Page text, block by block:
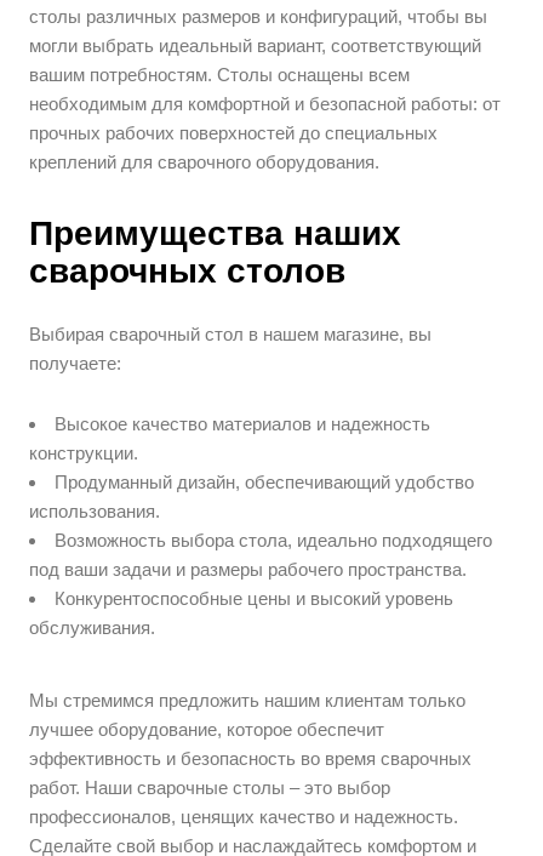
столы различных размеров и конфигураций, чтобы вы
могли выбрать идеальный вариант, соответствующий
вашим потребностям. Столы оснащены всем
необходимым для комфортной и безопасной работы: от
прочных рабочих поверхностей до специальных
креплений для сварочного оборудования.
Преимущества наших
сварочных столов
Выбирая сварочный стол в нашем магазине, вы
получаете:
Высокое качество материалов и надежность
конструкции.
Продуманный дизайн, обеспечивающий удобство
использования.
Возможность выбора стола, идеально подходящего
под ваши задачи и размеры рабочего пространства.
Конкурентоспособные цены и высокий уровень
обслуживания.
Мы стремимся предложить нашим клиентам только
лучшее оборудование, которое обеспечит
эффективность и безопасность во время сварочных
работ. Наши сварочные столы – это выбор
профессионалов, ценящих качество и надежность.
Сделайте свой выбор и наслаждайтесь комфортом и